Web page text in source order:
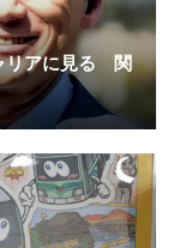
リアに見る 関